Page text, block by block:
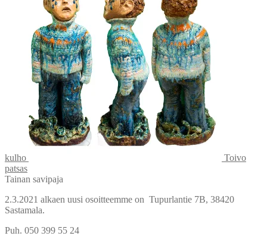
kulho
Toivo
patsas
Tainan savipaja
2.3.2021 alkaen uusi osoitteemme on Tupurlantie 7B, 38420
Sastamala.
Puh. 050 399 55 24